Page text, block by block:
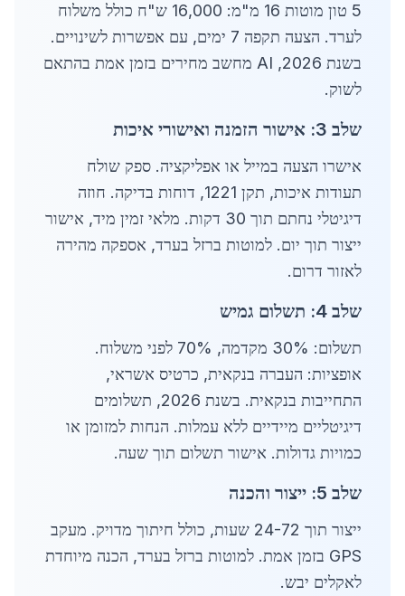
5 טון מוטות 16 מ"מ: 16,000 ש"ח כולל משלוח
לערד. הצעה תקפה 7 ימים, עם אפשרות לשינויים.
בשנת 2026, AI מחשב מחירים בזמן אמת בהתאם
לשוק.
שלב 3: אישור הזמנה ואישורי איכות
אישרו הצעה במייל או אפליקציה. ספק שולח
תעודות איכות, תקן 1221, דוחות בדיקה. חוזה
דיגיטלי נחתם תוך 30 דקות. מלאי זמין מיד, אישור
ייצור תוך יום. למוטות ברזל בערד, אספקה מהירה
לאזור דרום.
שלב 4: תשלום גמיש
תשלום: 30% מקדמה, 70% לפני משלוח.
אופציות: העברה בנקאית, כרטיס אשראי,
התחייבות בנקאית. בשנת 2026, תשלומים
דיגיטליים מיידיים ללא עמלות. הנחות למזומן או
כמויות גדולות. אישור תשלום תוך שעה.
שלב 5: ייצור והכנה
ייצור תוך 24-72 שעות, כולל חיתוך מדויק. מעקב
GPS בזמן אמת. למוטות ברזל בערד, הכנה מיוחדת
לאקלים יבש.